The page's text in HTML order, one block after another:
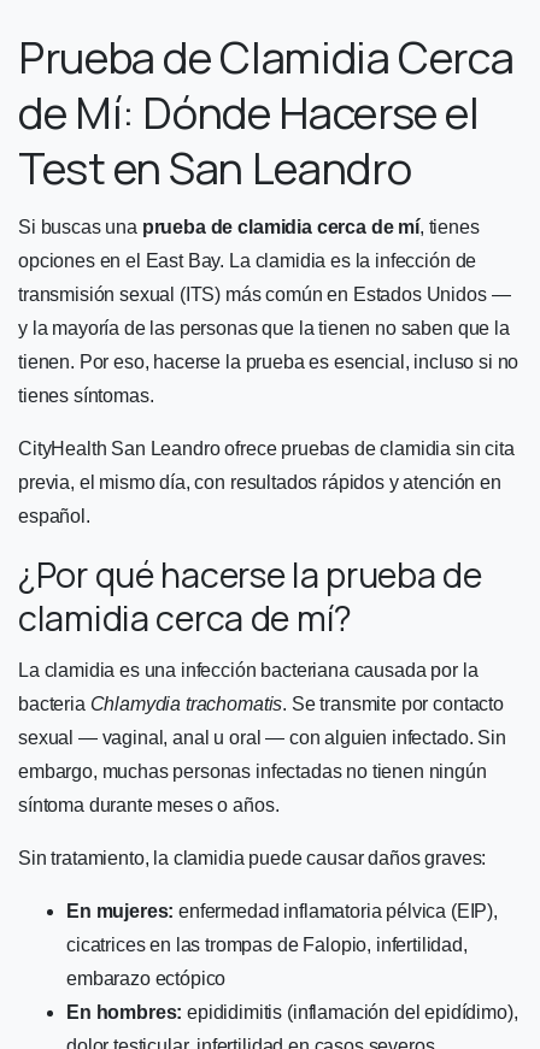
Prueba de Clamidia Cerca
de Mí: Dónde Hacerse el
Test en San Leandro
Si buscas una prueba de clamidia cerca de mí, tienes
opciones en el East Bay. La clamidia es la infección de
transmisión sexual (ITS) más común en Estados Unidos —
y la mayoría de las personas que la tienen no saben que la
tienen. Por eso, hacerse la prueba es esencial, incluso si no
tienes síntomas.
CityHealth San Leandro ofrece pruebas de clamidia sin cita
previa, el mismo día, con resultados rápidos y atención en
español.
¿Por qué hacerse la prueba de
clamidia cerca de mí?
La clamidia es una infección bacteriana causada por la
bacteria Chlamydia trachomatis. Se transmite por contacto
sexual — vaginal, anal u oral — con alguien infectado. Sin
embargo, muchas personas infectadas no tienen ningún
síntoma durante meses o años.
Sin tratamiento, la clamidia puede causar daños graves:
En mujeres: enfermedad inflamatoria pélvica (EIP),
cicatrices en las trompas de Falopio, infertilidad,
embarazo ectópico
En hombres: epididimitis (inflamación del epidídimo),